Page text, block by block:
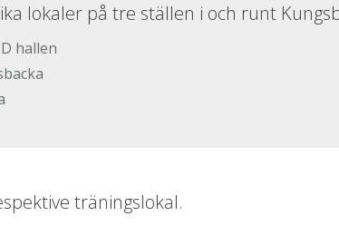
lokaler på tre ställen i och runt
hallen
träningslokal.